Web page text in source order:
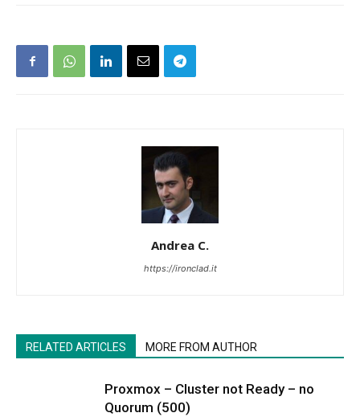
Andrea C.
https://ironclad.it
RELATED ARTICLES MORE FROM AUTHOR
Proxmox – Cluster not Ready – no
Quorum (500)